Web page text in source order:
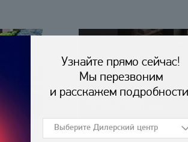
15.07.2026